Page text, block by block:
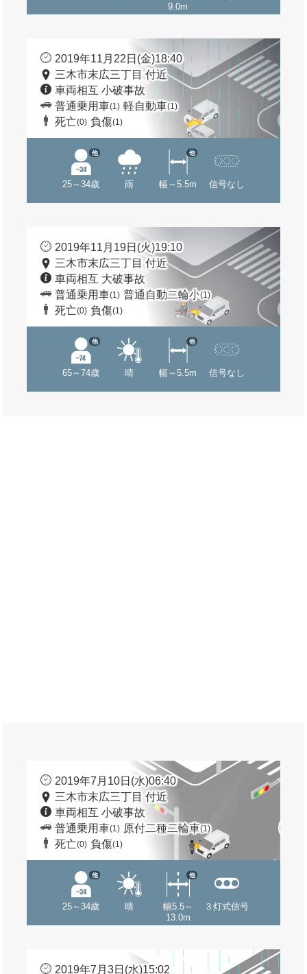
9.0m
2019年11月22日(金)18:40
三木市末広三丁目 付近
車両相互 小破事故
普通乗用車(1) 軽自動車(1)
死亡(0) 負傷(1)
25～34歳
他
雨 幅～5.5m
他
信号なし
2019年11月19日(火)19:10
三木市末広三丁目 付近
車両相互 大破事故
普通乗用車(1) 普通自動二輪小(1)
死亡(0) 負傷(1)
65～74歳
他
晴 幅～5.5m
他
信号なし
2019年7月10日(水)06:40
三木市末広三丁目 付近
車両相互 小破事故
普通乗用車(1) 原付二種二輪車(1)
死亡(0) 負傷(1)
25～34歳
他
晴
幅5.5～
13.0m
他
３灯式信号
2019年7月3日(水)15:02